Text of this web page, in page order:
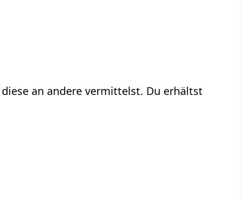
an andere vermittelst. Du erhältst